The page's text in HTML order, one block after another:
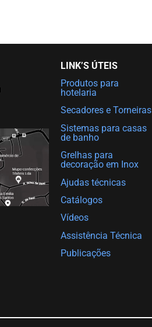
LINK’S ÚTEIS
Produtos para
hotelaria
Secadores e Torneiras
Sistemas para casas
de banho
Grelhas para
decoração em Inox
Ajudas técnicas
Catálogos
Vídeos
Assistência Técnica
Publicações